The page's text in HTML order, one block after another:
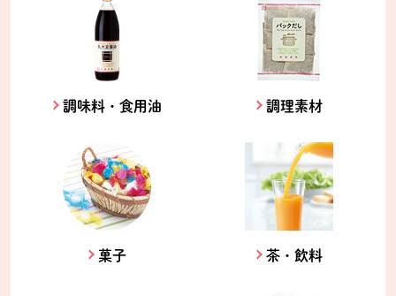
調味料・食用油 調理素材
菓子 茶・飲料